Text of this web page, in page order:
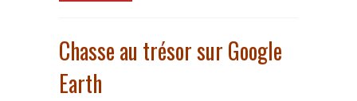
Chasse au trésor sur Google
Earth